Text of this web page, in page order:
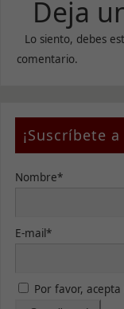
Deja
Lo siento, debes
comentario.
¡Suscríbete
Nombre*
E-mail*
Por favor,